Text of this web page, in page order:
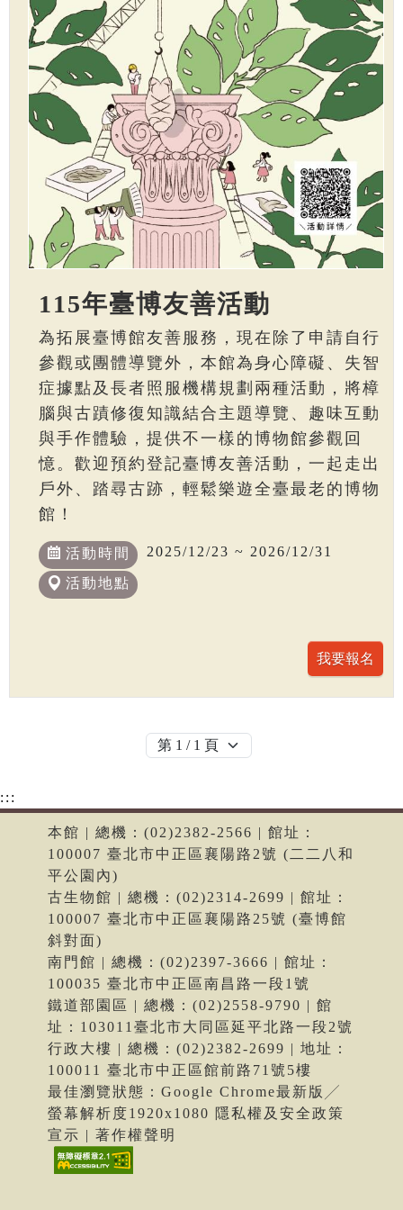
115年臺博友善活動
為拓展臺博館友善服務，現在除了申請自行
參觀或團體導覽外，本館為身心障礙、失智
症據點及長者照服機構規劃兩種活動，將樟
腦與古蹟修復知識結合主題導覽、趣味互動
與手作體驗，提供不一樣的博物館參觀回
憶。歡迎預約登記臺博友善活動，一起走出
戶外、踏尋古跡，輕鬆樂遊全臺最老的博物
館！
活動時間 2025/12/23 ~ 2026/12/31
活動地點
:::
本館 | 總機：(02)2382-2566 | 館址：
100007 臺北市中正區襄陽路2號 (二二八和
平公園內)
古生物館 | 總機：(02)2314-2699 | 館址：
100007 臺北市中正區襄陽路25號 (臺博館
斜對面)
南門館 | 總機：(02)2397-3666 | 館址：
100035 臺北市中正區南昌路一段1號
鐵道部園區 | 總機：(02)2558-9790 | 館
址：103011臺北市大同區延平北路一段2號
行政大樓 | 總機：(02)2382-2699 | 地址：
100011 臺北市中正區館前路71號5樓
最佳瀏覽狀態：Google Chrome最新版╱
螢幕解析度1920x1080 隱私權及安全政策
宣示 | 著作權聲明